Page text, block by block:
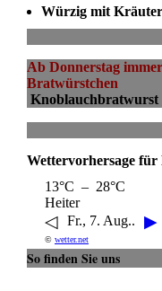
Würzig mit
Ab Donnerstag
Bratwürstchen
Knoblauchbratwurst
Wettervorhersage für
13°C – 28°C
Heiter
◁ Fr., 7. Aug.. ▶
© wetter.net
So finden Sie uns